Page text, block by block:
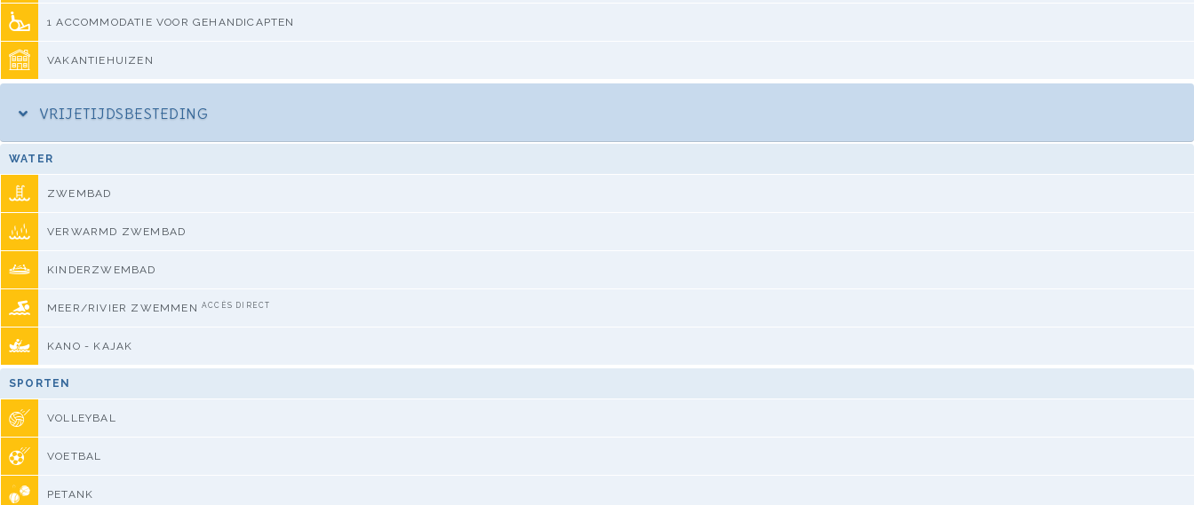
1 ACCOMMODATIE VOOR GEHANDICAPTEN
VAKANTIEHUIZEN
VRIJETIJDSBESTEDING
WATER
ZWEMBAD
VERWARMD ZWEMBAD
KINDERZWEMBAD
MEER/RIVIER ZWEMMEN ACCÈS DIRECT
KANO - KAJAK
SPORTEN
VOLLEYBAL
VOETBAL
PETANK